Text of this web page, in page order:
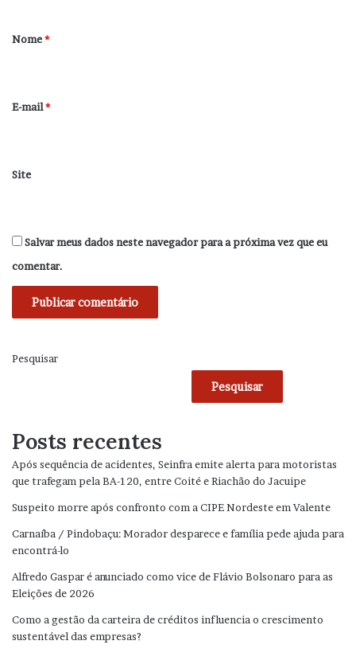
r
*
Nome*
E-mail*
Site
Salvar meus dados neste navegador para a próxima vez que eu
comentar.
Pesquisar
Pesquisar
Posts recentes
Após sequência de acidentes, Seinfra emite alerta para motoristas
que trafegam pela BA-120, entre Coité e Riachão do Jacuipe
Suspeito morre após confronto com a CIPE Nordeste em Valente
Carnaíba / Pindobaçu: Morador desparece e família pede ajuda para
encontrá-lo
Alfredo Gaspar é anunciado como vice de Flávio Bolsonaro para as
Eleições de 2026
Como a gestão da carteira de créditos influencia o crescimento
sustentável das empresas?